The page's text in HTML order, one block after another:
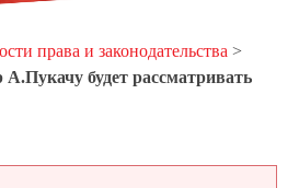
права и законодательства >
будет рассматривать